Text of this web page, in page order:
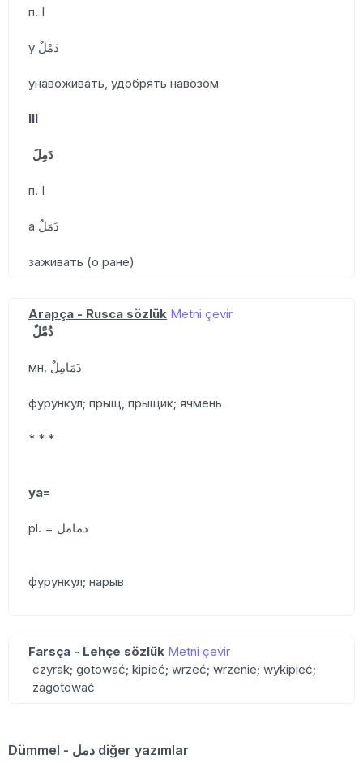
п. I
у دَمْلٌ
унавоживать, удобрять навозом
III
دَمِلَ
п. I
а دَمَلٌ
заживать (о ране)
Arapça - Rusca sözlük Metni çevir
دُمَّلٌ
мн. دَمَامِلٌ
фурункул; прыщ, прыщик; ячмень
* * *
уа=
pl. = دمامل
фурункул; нарыв
Farsça - Lehçe sözlük Metni çevir
czyrak; gotować; kipieć; wrzeć; wrzenie; wykipieć;
zagotować
Dümmel - دمل diğer yazımlar